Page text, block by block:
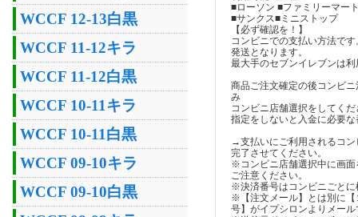
WCCF 12-13白黒
WCCF 11-12キラ
WCCF 11-12白黒
WCCF 10-11キラ
WCCF 10-11白黒
WCCF 09-10キラ
WCCF 09-10白黒
■ローソン ■ファミリーマー
■サンクス■ミニストップ
【必ず確認を！】
コンビニでの支払い方法で
発送となります。
最大手のセブンイレブンは
商品ご注文確定の後コンビ
み
コンビニ店舗選択をしてくだ
指定をしないと入金に必要
→支払いにご利用されるコ
完了させてください。
※コンビニ店舗選択中に画
ご注意ください。
※決済番号はコンビニごと
※【注文メール】とは別に
号】がイプシロンよりメー